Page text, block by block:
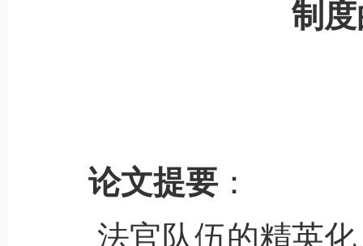
制
论文提要 ：
法官队伍的精英化